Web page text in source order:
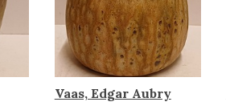
Vaas, Edgar Aubry